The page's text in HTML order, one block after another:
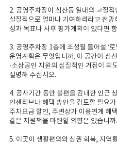
2. 공영주차장이 삼산동 일대의 고질적
실질적으로 얼마나 기여하리라고 전
성과 목표나 사후 평가계획이 있다면
3. 공영주차장 1층에 조성될 들어설 ‘
운영계획은 무엇입니까. 이 공간이 삼
·소상공인 지원의 실질적인 거점이 되
설명해 주십시오.
4. 공사기간 동안 불편을 감내한 인근
인센티브나 혜택 방안을 검토할 필요
주차요금 할인, 주변상가 이용연계 혜
같은 지원책을 마련할 의향은 있습니까.
5. 이곳이 생활편의와 상권 회복, 지역